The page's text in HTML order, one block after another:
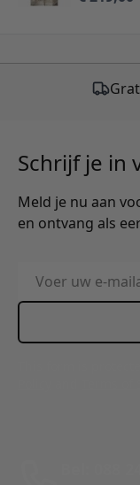
Schrijf je in
Meld je nu aan
en ontvang als
E-mailadres